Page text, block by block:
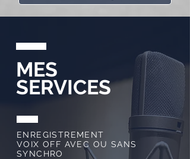
MES
SERVICES
ENREGISTREMENT
VOIX OFF AVEC OU SANS
SYNCHRO